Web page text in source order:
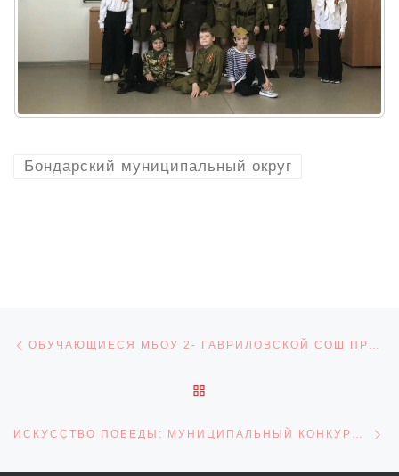
Бондарский муниципальный округ
Навигация по записям ОБУЧАЮЩИЕСЯ МБОУ 2- ГАВРИЛОВСКОЙ СОШ ПРИНЯЛИ УЧАСТИЕ В ТОРЖЕСТВЕННОМ МИТИНГЕ, ПОСВЯЩЁННОМ ДНЮ ПОБЕДЫ
ИСКУССТВО ПОБЕДЫ: МУНИЦИПАЛЬНЫЙ КОНКУРС ДЕТСКОГО ТВОРЧЕСТВА В СОСНОВСКОМ ОКРУГЕ